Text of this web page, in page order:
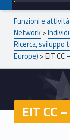
Breadcrumbs navigation
Funzioni e attività
Network>
Ricerca, sviluppo
Europe) >EIT CC
EIT CC